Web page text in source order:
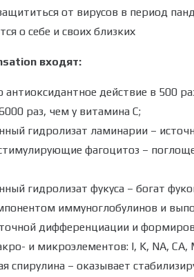
от вирусов в период
о себе и своих близких
входят:
антиоксидантное действие в 500
раз, чем у витамина C;
гидролизат ламинарии –
фагоцитоз –
гидролизат фукуса – богат
иммуноглобулинов и
дифференциации и
и микроэлементов: I, K, NA, CA,
спирулина – оказывает